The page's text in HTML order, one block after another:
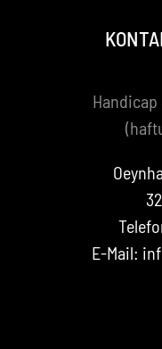
E-Mail: